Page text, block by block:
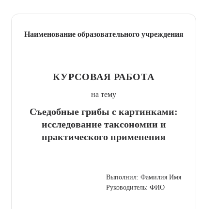
Наименование образовательного учреждения
КУРСОВАЯ РАБОТА
на тему
Съедобные грибы с картинками:
исследование таксономии и
практического применения
Выполнил: Фамилия Имя
Руководитель: ФИО